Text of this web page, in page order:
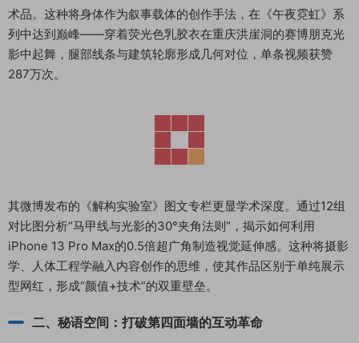
术品。这种将身体作为叙事载体的创作手法，在《午夜霓虹》系
列中达到巅峰——穿着荧光色乳胶衣在重庆洪崖洞的赛博朋克光
影中起舞，腿部线条与建筑轮廓形成几何对位，单条视频获赞
287万次。
其微博发布的《解构实验室》图文专栏更显学术深度。通过12组
对比图分析“马甲线与光影的30°夹角法则”，揭示如何利用
iPhone 13 Pro Max的0.5倍超广角制造视觉延伸感。这种将摄影
学、人体工程学融入内容创作的思维，使其作品区别于单纯展示
型网红，形成“颜值+技术”的双重壁垒。
二、秘语空间：打破第四面墙的互动革命